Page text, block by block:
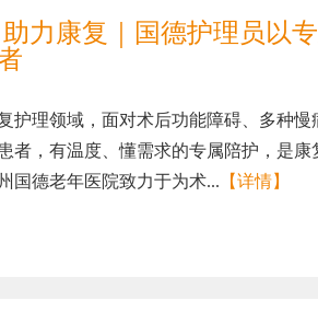
力康复｜国德护理员以
理领域，面对术后功能障碍、多种慢
者，有温度、懂需求的专属陪护，是康
德老年医院致力于为术... 【详情】